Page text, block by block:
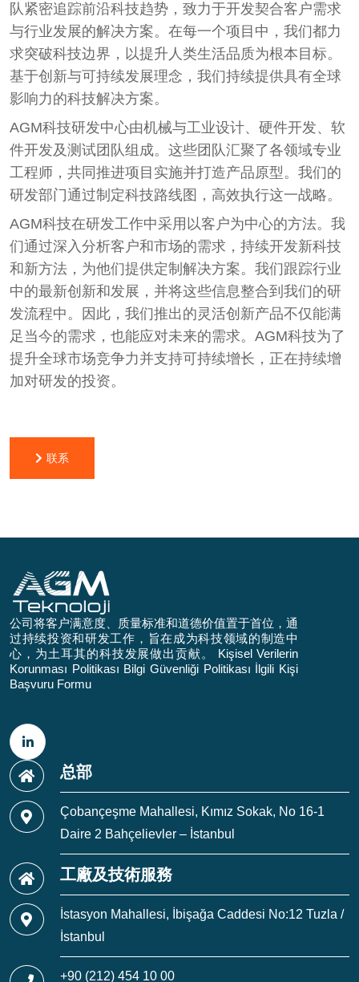
队紧密追踪前沿科技趋势，致力于开发契合客户需求
与行业发展的解决方案。在每一个项目中，我们都力
求突破科技边界，以提升人类生活品质为根本目标。
基于创新与可持续发展理念，我们持续提供具有全球
影响力的科技解决方案。
AGM科技研发中心由机械与工业设计、硬件开发、软
件开发及测试团队组成。这些团队汇聚了各领域专业
工程师，共同推进项目实施并打造产品原型。我们的
研发部门通过制定科技路线图，高效执行这一战略。
AGM科技在研发工作中采用以客户为中心的方法。我
们通过深入分析客户和市场的需求，持续开发新科技
和新方法，为他们提供定制解决方案。我们跟踪行业
中的最新创新和发展，并将这些信息整合到我们的研
发流程中。因此，我们推出的灵活创新产品不仅能满
足当今的需求，也能应对未来的需求。AGM科技为了
提升全球市场竞争力并支持可持续增长，正在持续增
加对研发的投资。
联系
公司将客户满意度、质量标准和道德价值置于首位，通
过持续投资和研发工作，旨在成为科技领域的制造中
心，为土耳其的科技发展做出贡献。
Kişisel Verilerin
Korunması Politikası Bilgi Güvenliği Politikası İlgili Kişi
Başvuru Formu
总部
Çobançeşme Mahallesi, Kımız Sokak, No 16-1
Daire 2 Bahçelievler – İstanbul
工廠及技術服務
İstasyon Mahallesi, İbişağa Caddesi No:12 Tuzla /
İstanbul
+90 (212) 454 10 00